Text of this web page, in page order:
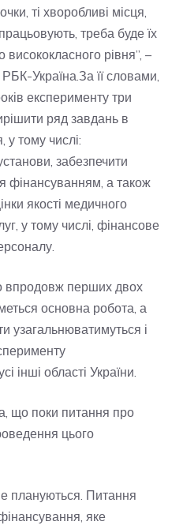
ті хворобливі місця,
треба буде їх
висококласного рівня”, –
Україна.За її словами,
експерименту три
ряд завдань в
у тому числі:
забезпечити
фінансуванням, а також
якості медичного
у тому числі, фінансове
впродовж перших двох
основна робота, а
узагальнюватимуться і
інші області України.
що поки питання про
цього
плануються. Питання
яке